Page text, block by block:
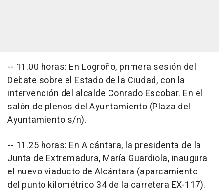
-- 11.00 horas: En Logroño, primera sesión del
Debate sobre el Estado de la Ciudad, con la
intervención del alcalde Conrado Escobar. En el
salón de plenos del Ayuntamiento (Plaza del
Ayuntamiento s/n).
-- 11.25 horas: En Alcántara, la presidenta de la
Junta de Extremadura, María Guardiola, inaugura
el nuevo viaducto de Alcántara (aparcamiento
del punto kilométrico 34 de la carretera EX-117).